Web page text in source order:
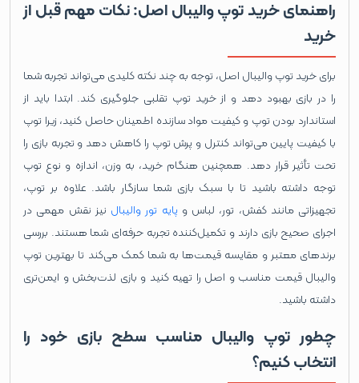
راهنمای خرید توپ والیبال اصل: نکات مهم قبل از
خرید
برای خرید توپ والیبال اصل، توجه به چند نکته کلیدی می‌تواند تجربه شما
را در بازی بهبود دهد و از خرید توپ تقلبی جلوگیری کند. ابتدا باید از
استاندارد بودن توپ و کیفیت مواد سازنده اطمینان حاصل کنید، زیرا توپ
با کیفیت پایین می‌تواند کنترل و پرش توپ را کاهش دهد و تجربه بازی را
تحت تأثیر قرار دهد. همچنین هنگام خرید، به وزن، اندازه و نوع توپ
توجه داشته باشید تا با سبک بازی شما سازگار باشد. علاوه بر توپ،
تجهیزاتی مانند کفش، تور، لباس و پایه تور والیبال نیز نقش مهمی در
اجرای صحیح بازی دارند و تکمیل‌کننده تجربه حرفه‌ای شما هستند. بررسی
برندهای معتبر و مقایسه قیمت‌ها به شما کمک می‌کند تا بهترین توپ
والیبال قیمت مناسب و اصل را تهیه کنید و بازی لذت‌بخش و ایمن‌تری
داشته باشید.
چطور توپ والیبال مناسب سطح بازی خود را
انتخاب کنیم؟